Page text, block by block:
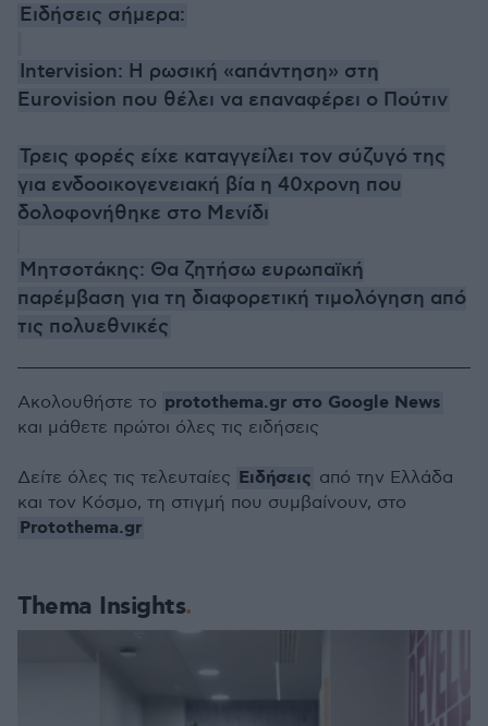
Ειδήσεις σήμερα:
Intervision: Η ρωσική «απάντηση» στη
Eurovision που θέλει να επαναφέρει ο Πούτιν
Τρεις φορές είχε καταγγείλει τον σύζυγό της
για ενδοοικογενειακή βία η 40χρονη που
δολοφονήθηκε στο Μενίδι
Μητσοτάκης: Θα ζητήσω ευρωπαϊκή
παρέμβαση για τη διαφορετική τιμολόγηση από
τις πολυεθνικές
Thema Insights
Ακολουθήστε το protothema.gr στο Google News
και μάθετε πρώτοι όλες τις ειδήσεις
Δείτε όλες τις τελευταίες Ειδήσεις από την Ελλάδα
και τον Κόσμο, τη στιγμή που συμβαίνουν, στο
Protothema.gr